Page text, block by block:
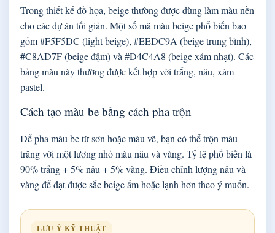
Trong thiết kế đồ họa, beige thường được dùng làm màu nền
cho các dự án tối giản. Một số mã màu beige phổ biến bao
gồm #F5F5DC (light beige), #EEDC9A (beige trung bình),
#C8AD7F (beige đậm) và #D4C4A8 (beige xám nhạt). Các
bảng màu này thường được kết hợp với trắng, nâu, xám
pastel.
Cách tạo màu be bằng cách pha trộn
Để pha màu be từ sơn hoặc màu vẽ, bạn có thể trộn màu
trắng với một lượng nhỏ màu nâu và vàng. Tỷ lệ phổ biến là
90% trắng + 5% nâu + 5% vàng. Điều chỉnh lượng nâu và
vàng để đạt được sắc beige ấm hoặc lạnh hơn theo ý muốn.
LƯU Ý KỸ THUẬT